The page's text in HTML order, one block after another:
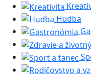
Hudba